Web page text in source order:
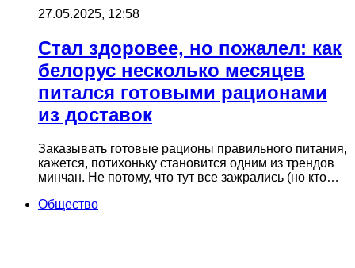
27.05.2025, 12:58
Стал здоровее, но пожалел: как
белорус несколько месяцев
питался готовыми рационами
из доставок
Заказывать готовые рационы правильного питания,
кажется, потихоньку становится одним из трендов
минчан. Не потому, что тут все зажрались (но кто…
Общество